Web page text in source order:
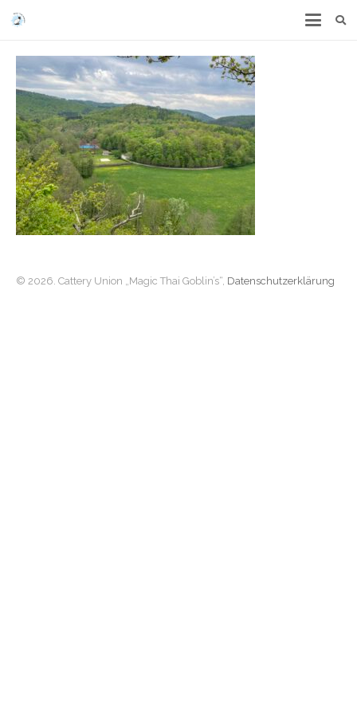
© 2026. Cattery Union „Magic Thai Goblin’s“, Datenschutzerklärung